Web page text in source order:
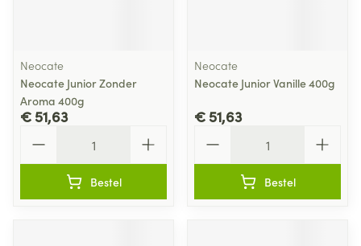
Neocate
Neocate Junior Zonder
Aroma 400g
€ 51,63
Bestel
Neocate
Neocate Junior Vanille 400g
€ 51,63
Bestel